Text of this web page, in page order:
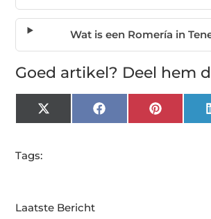
Wat is een Romería in
Goed artikel? Deel hem
X
(Twitter)
FacebookPinterest
Tags:
Laatste Bericht